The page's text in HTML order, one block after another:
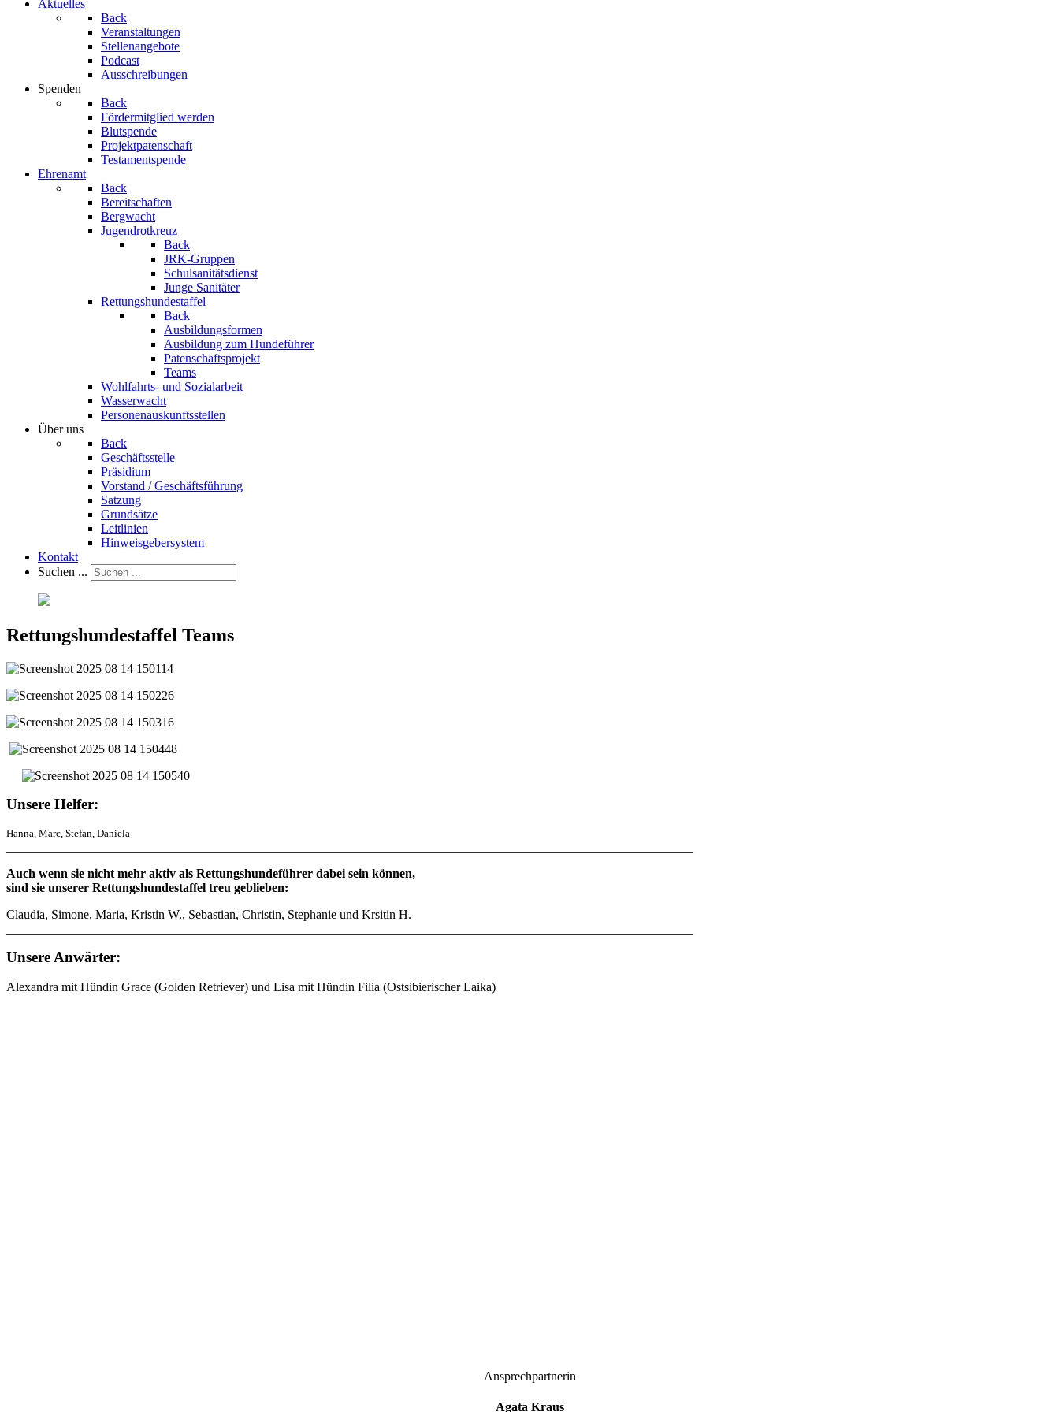
Aktuelles
Back
Veranstaltungen
Stellenangebote
Podcast
Ausschreibungen
Spenden
Back
Fördermitglied werden
Blutspende
Projektpatenschaft
Testamentspende
Ehrenamt
Back
Bereitschaften
Bergwacht
Jugendrotkreuz
Back
JRK-Gruppen
Schulsanitätsdienst
Junge Sanitäter
Rettungshundestaffel
Back
Ausbildungsformen
Ausbildung zum Hundeführer
Patenschaftsprojekt
Teams
Wohlfahrts- und Sozialarbeit
Wasserwacht
Personenauskunftsstellen
Über uns
Back
Geschäftsstelle
Präsidium
Vorstand / Geschäftsführung
Satzung
Grundsätze
Leitlinien
Hinweisgebersystem
Kontakt
Suchen ...
Rettungshundestaffel Teams
Unsere Helfer:
Hanna, Marc, Stefan, Daniela
Auch wenn sie nicht mehr aktiv als Rettungshundeführer dabei sein können,
sind sie unserer Rettungshundestaffel treu geblieben:
Claudia, Simone, Maria, Kristin W., Sebastian, Christin, Stephanie und Krsitin H.
Unsere Anwärter:
Alexandra mit Hündin Grace (Golden Retriever) und Lisa mit Hündin Filia (Ostsibierischer Laika)
Ansprechpartnerin
Agata Kraus